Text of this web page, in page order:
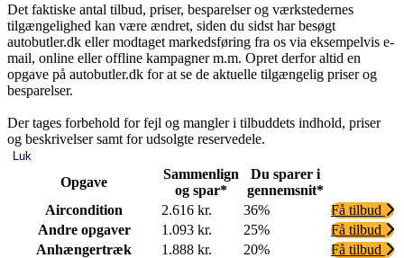
Det faktiske antal tilbud, priser, besparelser og værkstedernes
tilgængelighed kan være ændret, siden du sidst har besøgt
autobutler.dk eller modtaget markedsføring fra os via eksempelvis e-
mail, online eller offline kampagner m.m. Opret derfor altid en
opgave på autobutler.dk for at se de aktuelle tilgængelig priser og
besparelser.
Der tages forbehold for fejl og mangler i tilbuddets indhold, priser
og beskrivelser samt for udsolgte reservedele.
Luk
Opgave
Sammenlign
og spar*
Du sparer i
gennemsnit*
Aircondition
2.616 kr. 36%
Få tilbud
Andre opgaver
1.093 kr. 25%
Få tilbud
Anhængertræk
1.888 kr. 20%
Få tilbud